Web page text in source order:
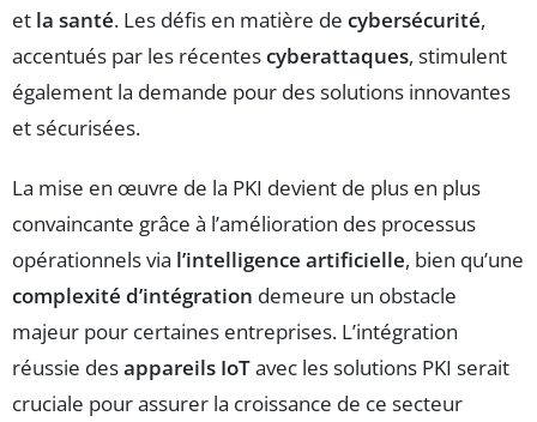
et la santé. Les défis en matière de cybersécurité,
accentués par les récentescyberattaques, stimulent
également la demande pour des solutions innovantes
et sécurisées.
La mise en œuvre de la PKI devient de plus en plus
convaincante grâce à l’amélioration des processus
opérationnels via l’intelligence artificielle, bien qu’une
complexité d’intégration demeure un obstacle
majeur pour certaines entreprises. L’intégration
réussie desappareils IoTavec les solutions PKI serait
cruciale pour assurer la croissance de ce secteur